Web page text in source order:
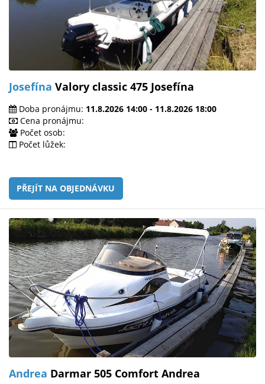
Josefína Valory classic 475 Josefína
Doba pronájmu: 11.8.2026 14:00 - 11.8.2026 18:00
Cena pronájmu:
Počet osob:
Počet lůžek:
PŘEJÍT NA OBJEDNÁVKU
Andrea Darmar 505 Comfort Andrea